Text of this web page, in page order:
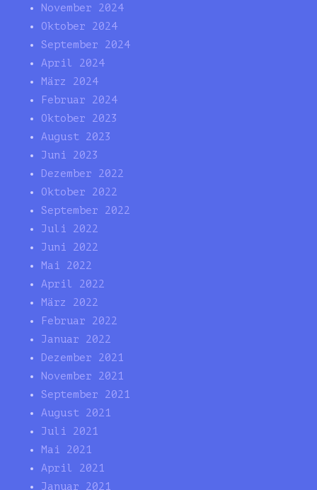
November 2024
Oktober 2024
September 2024
April 2024
März 2024
Februar 2024
Oktober 2023
August 2023
Juni 2023
Dezember 2022
Oktober 2022
September 2022
Juli 2022
Juni 2022
Mai 2022
April 2022
März 2022
Februar 2022
Januar 2022
Dezember 2021
November 2021
September 2021
August 2021
Juli 2021
Mai 2021
April 2021
Januar 2021